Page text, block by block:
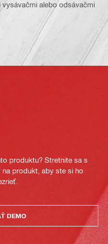
alebo odsávačmi
produktu? Stretnite sa s
produkt, aby ste si ho
DEMO